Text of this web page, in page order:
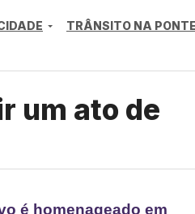
TRÂNSITO NA PONTE
um ato de
é homenageado em